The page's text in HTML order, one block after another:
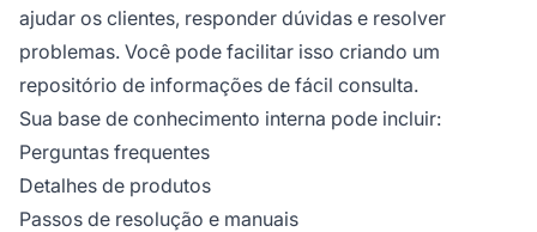
ajudar os clientes, responder dúvidas e resolver
problemas. Você pode facilitar isso criando um
repositório de informações de fácil consulta.
Sua base de conhecimento interna pode incluir:
Perguntas frequentes
Detalhes de produtos
Passos de resolução e manuais